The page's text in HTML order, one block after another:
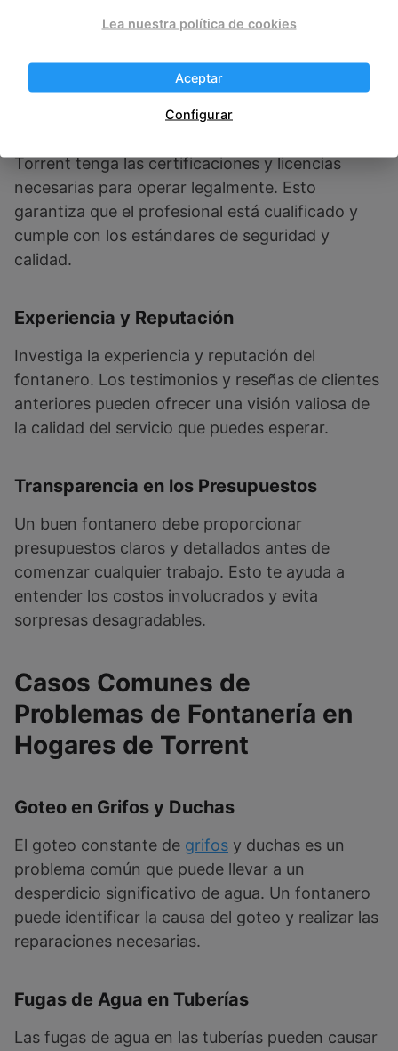
Fontanero en Torrent
Torrent tenga las certificaciones y licencias
necesarias para operar legalmente. Esto
garantiza que el profesional está cualificado y
cumple con los estándares de seguridad y
calidad.
Experiencia y Reputación
Investiga la experiencia y reputación del
fontanero. Los testimonios y reseñas de clientes
anteriores pueden ofrecer una visión valiosa de
la calidad del servicio que puedes esperar.
Transparencia en los Presupuestos
Un buen fontanero debe proporcionar
presupuestos claros y detallados antes de
comenzar cualquier trabajo. Esto te ayuda a
entender los costos involucrados y evita
sorpresas desagradables.
Casos Comunes de
Problemas de Fontanería en
Hogares de Torrent
Goteo en Grifos y Duchas
El goteo constante de grifos y duchas es un
problema común que puede llevar a un
desperdicio significativo de agua. Un fontanero
puede identificar la causa del goteo y realizar las
reparaciones necesarias.
Fugas de Agua en Tuberías
Las fugas de agua en las tuberías pueden causar
Lea nuestra política de cookies
Aceptar
Configurar